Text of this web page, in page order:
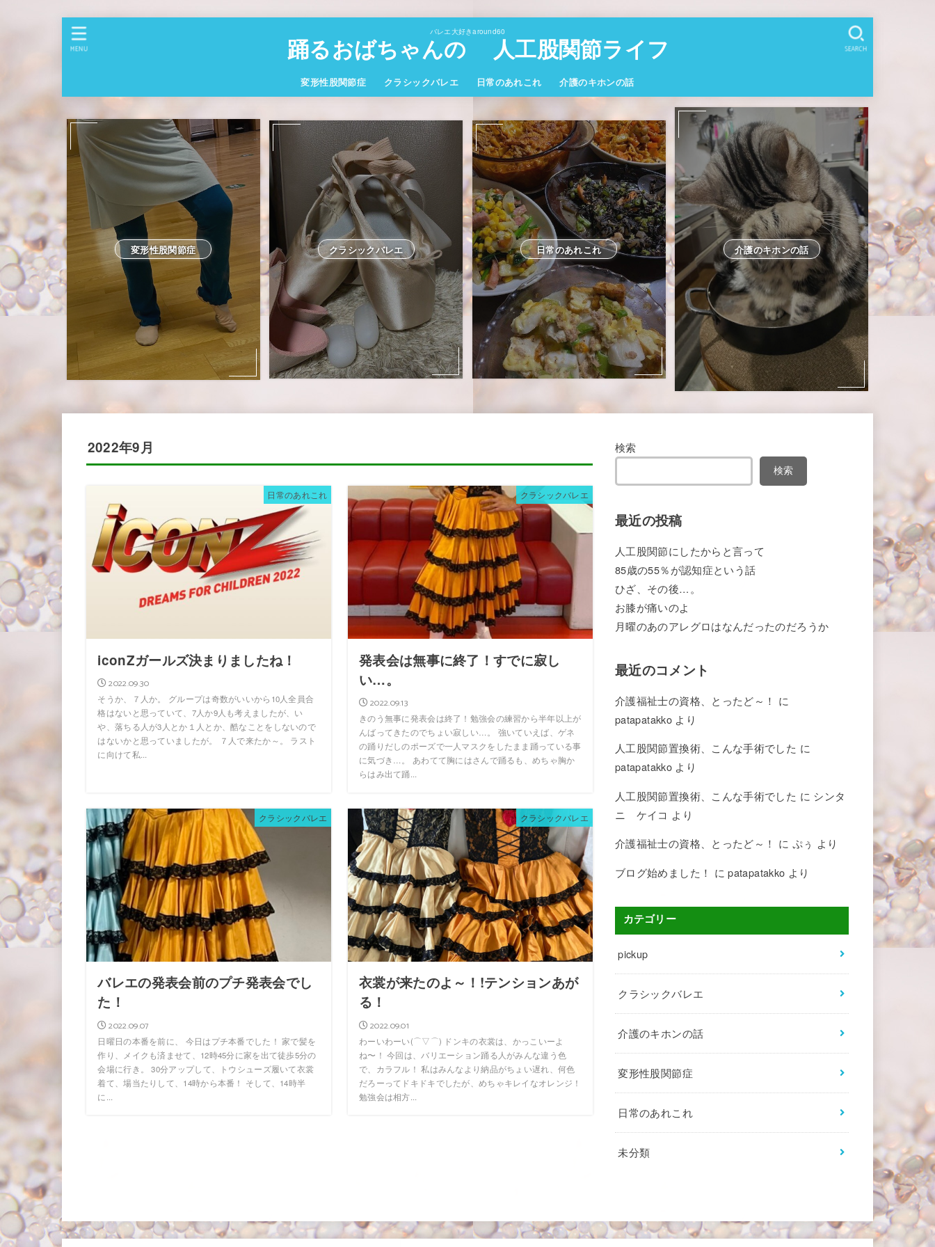
バレエ大好きaround60
踊るおばちゃんの 人工股関節ライフ
変形性股関節症 クラシックバレエ 日常のあれこれ 介護のキホンの話
SEARCH
MENU
変形性股関節症 クラシックバレエ 日常のあれこれ 介護のキホンの話
2022年9月
日常のあれこれ
iconZガールズ決まりましたね！
2022.09.30
そうか、７人か。 グループは奇数がいいから10人全員合
格はないと思っていて、7人か9人も考えましたが、い
や、落ちる人が3人とか１人とか、酷なことをしないので
はないかと思っていましたが。 ７人で来たか～。 ラスト
に向けて私...
クラシックバレエ
発表会は無事に終了！すでに寂し
い…。
2022.09.13
きのう無事に発表会は終了！勉強会の練習から半年以上が
んばってきたのでちょい寂しい…。 強いていえば、ゲネ
の踊りだしのポーズで一人マスクをしたまま踊っている事
に気づき…。 あわてて胸にはさんで踊るも、めちゃ胸か
らはみ出て踊...
クラシックバレエ
バレエの発表会前のプチ発表会でし
た！
2022.09.07
日曜日の本番を前に、 今日はプチ本番でした！ 家で髪を
作り、メイクも済ませて、12時45分に家を出て徒歩5分の
会場に行き。 30分アップして、トウシューズ履いて衣裳
着て、場当たりして、14時から本番！ そして、14時半
に...
クラシックバレエ
衣裳が来たのよ～！!テンションあが
る！
2022.09.01
わーいわーい(⌒▽⌒) ドンキの衣裳は、かっこいーよ
ね〜！ 今回は、バリエーション踊る人がみんな違う色
で、カラフル！ 私はみんなより納品がちょい遅れ、何色
だろーってドキドキでしたが、めちゃキレイなオレンジ！
勉強会は相方...
検索
検索
最近の投稿
人工股関節にしたからと言って
85歳の55％が認知症という話
ひざ、その後…。
お膝が痛いのよ
月曜のあのアレグロはなんだったのだろうか
最近のコメント
介護福祉士の資格、とったど～！ に
patapatakko より
人工股関節置換術、こんな手術でした に
patapatakko より
人工股関節置換術、こんな手術でした に シンタ
ニ ケイコ より
介護福祉士の資格、とったど～！ に ぷぅ より
ブログ始めました！ にpatapatakko より
カテゴリー
pickup
クラシックバレエ
介護のキホンの話
変形性股関節症
日常のあれこれ
未分類